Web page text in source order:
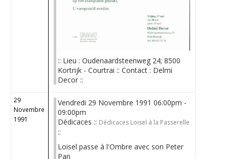
:: Lieu : Oudenaardsteenweg 24; 8500
Kortrijk - Courtrai :: Contact : Delmi
Decor ::
29
Novembre
1991
Vendredi 29 Novembre 1991 06:00pm -
09:00pm
Dédicaces :: Dédicaces Loisel à la Passerelle
::
Loisel passe à l'Ombre avec son Peter
Pan